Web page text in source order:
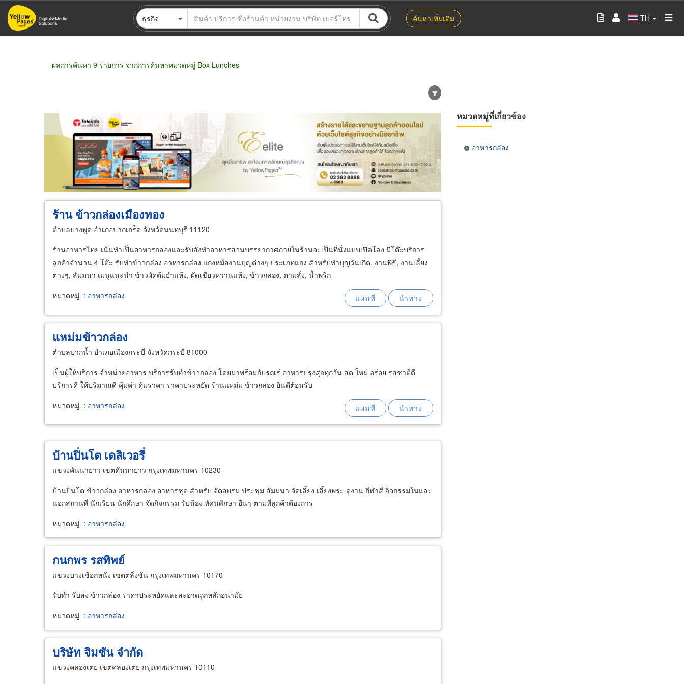
ข้าม
ไป
ธุรกิจ ค้นหาเพิ่มเติม TH
ผลการค้นหา 9 รายการ จากการค้นหาหมวดหมู่ Box Lunches
ขายส่ง ขายปลีก ผู้ผลิต ตัวแทนจัดจำหน่าย ผู้ส่งออก/นำเข้า ธุรกิจบริการ
ร้าน ข้าวกล่องเมืองทอง
ตำบลบางพูด อำเภอปากเกร็ด จังหวัดนนทบุรี 11120
ร้านอาหารไทย เน้นทำเป็นอาหารกล่องและรับสั่งทำอาหารส่วนบรรยากาศภายในร้านจะเป็นที่นั่งแบบเปิดโล่ง มีโต๊ะบริการ
ลูกค้าจำนวน 4 โต๊ะ รับทำข้าวกล่อง อาหารกล่อง แกงหม้องานบุญต่างๆ ประเภทแกง สำหรับทำบุญวันเกิด, งานพิธี, งานเลี้ยง
ต่างๆ, สัมมนา เมนูแนะนำ ข้าวผัดต้มยำแห้ง, ผัดเขียวหวานแห้ง, ข้าวกล่อง, ตามสั่ง, น้ำพริก
หมวดหมู่ : อาหารกล่อง
แหม่มข้าวกล่อง
ตำบลปากน้ำ อำเภอเมืองกระบี่ จังหวัดกระบี่ 81000
เป็นผู้ให้บริการ จำหน่ายอาหาร บริการรับทำข้าวกล่อง​ โดยมาพร้อมกับรถเร่ อาหารปรุงสุกทุกวัน สด ใหม่ อร่อย รสชาติดี
บริการดี ให้ปริมาณดี คุ้มค่า คุ้มราคา ราคาประหยัด ร้านแหม่ม ข้าวกล่อง ยินดีต้อนรับ
หมวดหมู่ : อาหารกล่อง
บ้านปิ่นโต เดลิเวอรี่
แขวงคันนายาว เขตคันนายาว กรุงเทพมหานคร 10230
บ้านปิ่นโต ข้าวกล่อง อาหารกล่อง อาหารชุด สำหรับ จัดอบรม ประชุม สัมมนา จัดเลี้ยง เลี้ยงพระ ดูงาน กีฬาสี กิจกรรมในและ
นอกสถานที่ นักเรียน นักศึกษา จัดกิจกรรม รับน้อง ทัศนศึกษา อื่นๆ ตามที่ลูกค้าต้องการ
หมวดหมู่ : อาหารกล่อง
กนกพร รสทิพย์
แขวงบางเชือกหนัง เขตตลิ่งชัน กรุงเทพมหานคร 10170
รับทำ รับส่ง ข้าวกล่อง ราคาประหยัดและสะอาดถูกหลักอนามัย
หมวดหมู่ : อาหารกล่อง
บริษัท จิมซัน จำกัด
แขวงคลองเตย เขตคลองเตย กรุงเทพมหานคร 10110
หมวดหมู่ที่เกี่ยวข้อง
อาหารกล่อง